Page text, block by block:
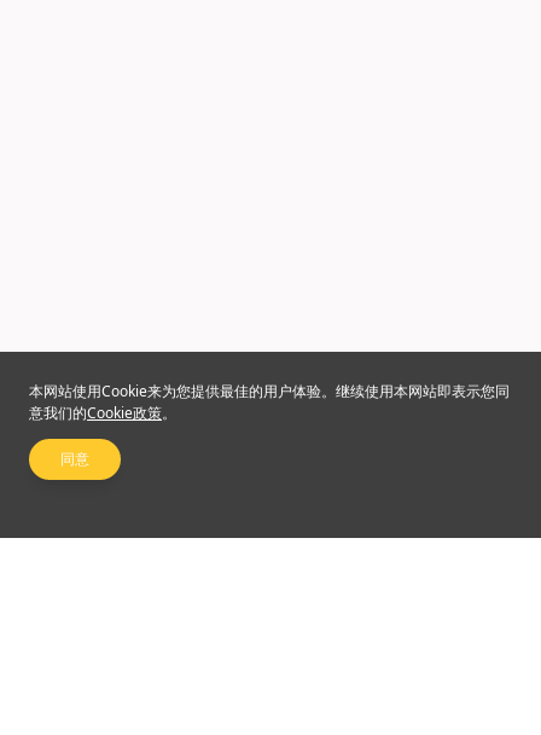
本网站使用Cookie来为您提供最佳的用户体验。继续使用本网站即表示您同
意我们的Cookie政策。
同意